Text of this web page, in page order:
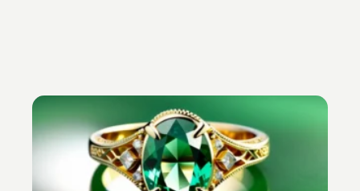
Nuevo